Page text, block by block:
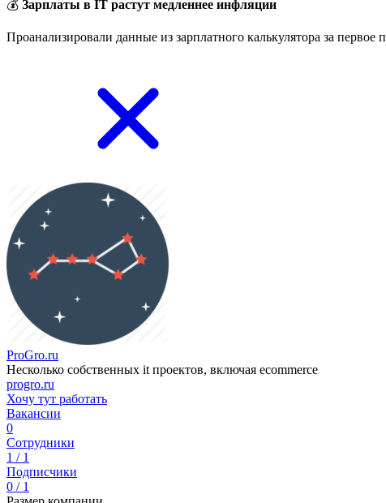
💰 Зарплаты в IT растут медленнее инфляции
Проанализировали данные из зарплатного калькулятора за первое
ProGro.ru
Несколько собственных it проектов, включая ecommerce
progro.ru
Хочу тут работать
Вакансии
0
Сотрудники
1 / 1
Подписчики
0 / 1